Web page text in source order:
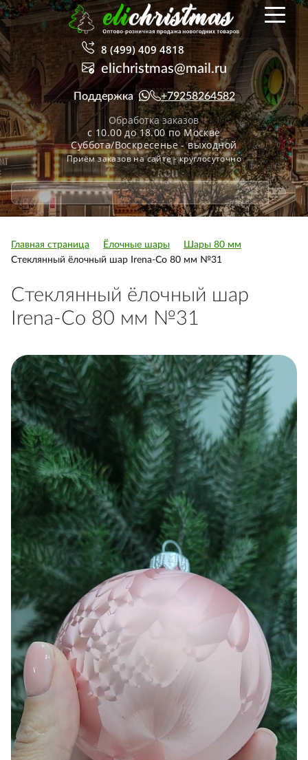
8 (499) 409 4818
elichristmas@mail.ru
Поддержка +79258264582
Обработка заказов
с 10.00 до 18.00 по Москве
Суббота/Воскресенье - выходной
Приём заказов на сайте - круглосуточно
Главная страница Ёлочные шары
Шары 80 мм
Стеклянный ёлочный шар Irena-Co 80 мм №31
Стеклянный ёлочный шар
Irena-Co 80 мм №31